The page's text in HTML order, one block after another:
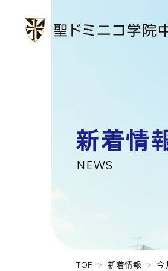
新着情
NEWS
TOP 新着情報 今